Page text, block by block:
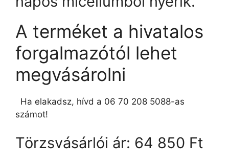
A terméket a hivatalos
forgalmazótól lehet
megvásárolni
Ha elakadsz, hívd a 06 70 208 5088-as
számot!
Törzsvásárlói ár: 64 850 Ft